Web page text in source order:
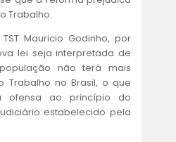
Trabalho.
Mauricio Godinho, por
lei seja interpretada de
não terá mais
Trabalho no Brasil, o que
ofensa ao princípio do
estabelecido pela